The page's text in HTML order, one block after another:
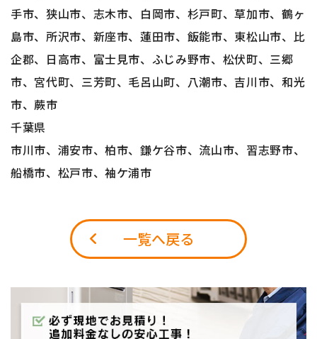
手市、狭山市、志木市、白岡市、杉戸町、草加市、鶴ヶ
島市、所沢市、新座市、蓮田市、飯能市、東松山市、比
企郡、日高市、富士見市、ふじみ野市、松伏町、三郷
市、宮代町、三芳町、毛呂山町、八潮市、吉川市、和光
市、蕨市
千葉県
市川市、浦安市、柏市、鎌ケ谷市、流山市、習志野市、
船橋市、松戸市、袖ケ浦市
一覧へ戻る